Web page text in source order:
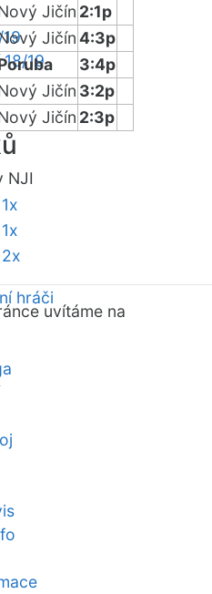
19
hráči
Jičín 2:1p
Jičín4:3p
3:4p
Jičín 3:2p
Jičín 2:3p
NJI
1x
1x
2x
uvítáme na